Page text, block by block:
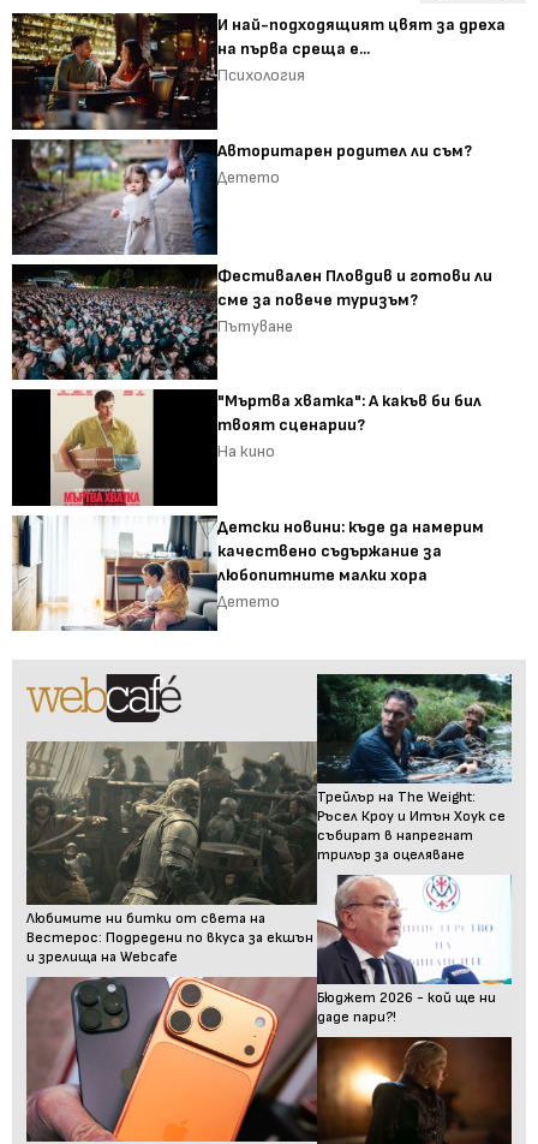
И най-подходящият цвят за дреха
на първа среща е...
Психология
Авторитарен родител ли съм?
Детето
Фестивален Пловдив и готови ли
сме за повече туризъм?
Пътуване
"Мъртва хватка": А какъв би бил
твоят сценарии?
На кино
Детски новини: къде да намерим
качествено съдържание за
любопитните малки хора
Детето
Любимите ни битки от света на
Вестерос: Подредени по вкуса за екшън
и зрелища на Webcafe
Трейлър на The Weight:
Ръсел Кроу и Итън Хоук се
събират в напрегнат
трилър за оцеляване
Бюджет 2026 - кой ще ни
даде пари?!